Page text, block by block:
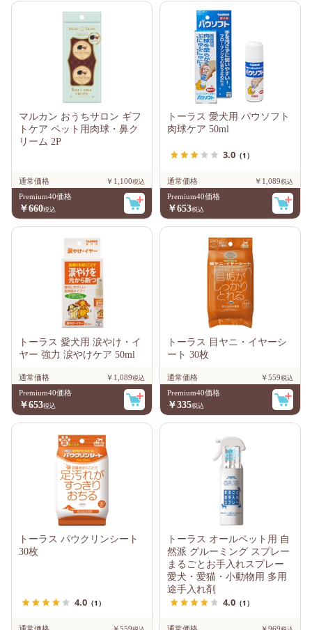
マルカン おうちサロン ギフ
トケア ペット用肉球・鼻ク
リーム 2P
通常価格
￥1,100
Premium40価格
￥660
トーラス 愛犬用 パウソフト
肉球ケア 50ml
3.0 （1）
通常価格
￥1,089
Premium40価格
￥653
トーラス 愛犬用 涙やけ・イ
ヤー 強力 涙やけケア 50ml
通常価格
￥1,089
Premium40価格
￥653
トーラス 目ヤニ・イヤーシ
ート 30枚
通常価格
￥559
Premium40価格
￥335
トーラス パウクリンシート
30枚
4.0 （1）
トーラス オールペット用 自
然派 グルーミング スプレー
まるごとお手入れスプレー
愛犬・愛猫・小動物用 多用
途手入れ剤
4.0 （1）